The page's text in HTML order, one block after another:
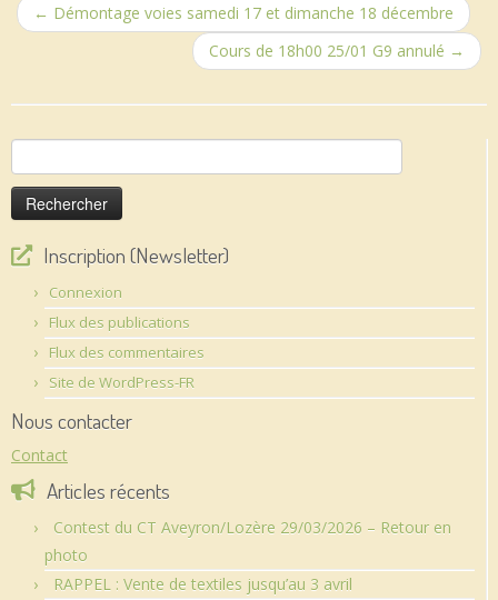
← Démontage voies samedi 17 et dimanche 18 décembre
Cours de 18h00 25/01 G9 annulé →
Rechercher :
Inscription (Newsletter)
Connexion
Flux des publications
Flux des commentaires
Site de WordPress-FR
Nous contacter
Contact
Articles récents
Contest du CT Aveyron/Lozère 29/03/2026 – Retour en
photo
RAPPEL : Vente de textiles jusqu’au 3 avril